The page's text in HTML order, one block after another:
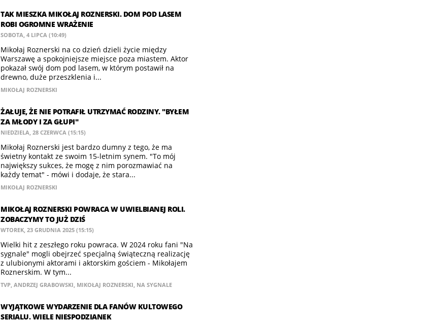
TAK MIESZKA MIKOŁAJ ROZNERSKI. DOM POD LASEM
ROBI OGROMNE WRAŻENIE
SOBOTA, 4 LIPCA (10:49)
Mikołaj Roznerski na co dzień dzieli życie między
Warszawę a spokojniejsze miejsce poza miastem. Aktor
pokazał swój dom pod lasem, w którym postawił na
drewno, duże przeszklenia i...
MIKOŁAJ ROZNERSKI
ŻAŁUJE, ŻE NIE POTRAFIŁ UTRZYMAĆ RODZINY. "BYŁEM
ZA MŁODY I ZA GŁUPI"
NIEDZIELA, 28 CZERWCA (15:15)
Mikołaj Roznerski jest bardzo dumny z tego, że ma
świetny kontakt ze swoim 15-letnim synem. "To mój
największy sukces, że mogę z nim porozmawiać na
każdy temat" - mówi i dodaje, że stara...
MIKOŁAJ ROZNERSKI
MIKOŁAJ ROZNERSKI POWRACA W UWIELBIANEJ ROLI.
ZOBACZYMY TO JUŻ DZIŚ
WTOREK, 23 GRUDNIA 2025 (15:15)
Wielki hit z zeszłego roku powraca. W 2024 roku fani "Na
sygnale" mogli obejrzeć specjalną świąteczną realizację
z ulubionymi aktorami i aktorskim gościem - Mikołajem
Roznerskim. W tym...
TVP, ANDRZEJ GRABOWSKI, MIKOŁAJ ROZNERSKI, NA SYGNALE
WYJĄTKOWE WYDARZENIE DLA FANÓW KULTOWEGO
SERIALU. WIELE NIESPODZIANEK